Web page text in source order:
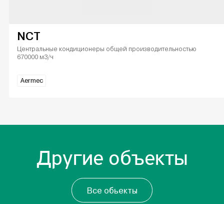
NCT
Центральные кондиционеры общей производительностью
670000 м3/ч
Aermec
Другие объекты
Все обьекты